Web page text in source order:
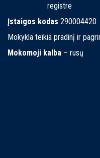
registre
Įstaigos kodas 290004420
Mokykla teikia pradinį ir
Mokomoji kalba – rusų